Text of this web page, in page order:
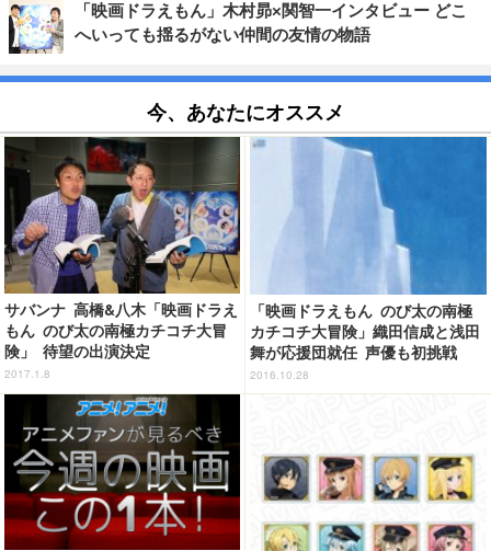
「映画ドラえもん」木村昴×関智一インタビュー どこ
へいっても揺るがない仲間の友情の物語
今、あなたにオススメ
サバンナ 高橋&八木「映画ドラえ
もん のび太の南極カチコチ大冒
険」 待望の出演決定
2017.1.8
「映画ドラえもん のび太の南極
カチコチ大冒険」織田信成と浅田
舞が応援団就任 声優も初挑戦
2016.10.28